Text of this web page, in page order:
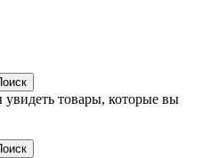
увидеть товары, которые вы